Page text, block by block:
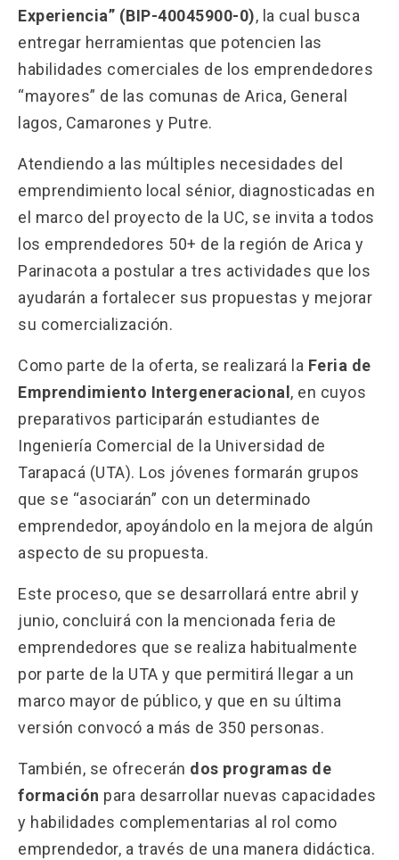
Experiencia” (BIP-40045900-0), la cual busca
entregar herramientas que potencien las
habilidades comerciales de los emprendedores
“mayores” de las comunas de Arica, General
lagos, Camarones y Putre.
Atendiendo a las múltiples necesidades del
emprendimiento local sénior, diagnosticadas en
el marco del proyecto de la UC, se invita a todos
los emprendedores 50+ de la región de Arica y
Parinacota a postular a tres actividades que los
ayudarán a fortalecer sus propuestas y mejorar
su comercialización.
Como parte de la oferta, se realizará la Feria de
Emprendimiento Intergeneracional , en cuyos
preparativos participarán estudiantes de
Ingeniería Comercial de la Universidad de
Tarapacá (UTA). Los jóvenes formarán grupos
que se “asociarán” con un determinado
emprendedor, apoyándolo en la mejora de algún
aspecto de su propuesta.
Este proceso, que se desarrollará entre abril y
junio, concluirá con la mencionada feria de
emprendedores que se realiza habitualmente
por parte de la UTA y que permitirá llegar a un
marco mayor de público, y que en su última
versión convocó a más de 350 personas.
También, se ofrecerán dos programas de
formación para desarrollar nuevas capacidades
y habilidades complementarias al rol como
emprendedor, a través de una manera didáctica.